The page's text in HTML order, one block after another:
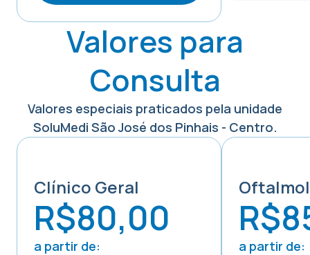
Valores para
Consulta
Valores especiais praticados pela unidade
SoluMedi São José dos Pinhais - Centro.
Clínico Geral
R$80,00
a partir de: a partir de: